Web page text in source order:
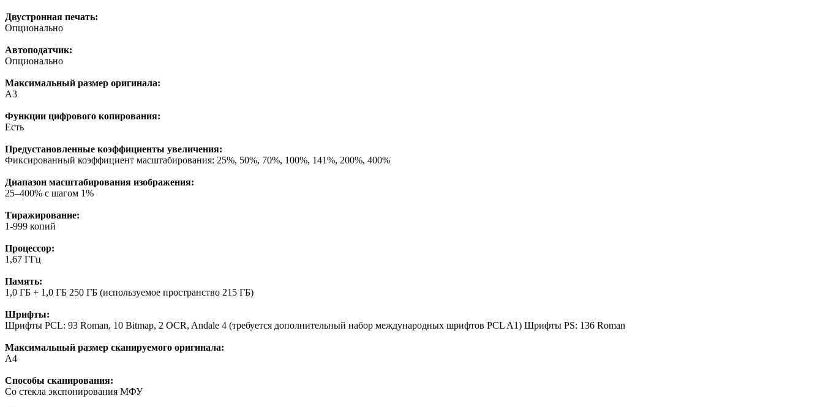
Двустронная печать:
Опционально
Автоподатчик:
Опционально
Максимальный размер оригинала:
А3
Функции цифрового копирования:
Есть
Предустановленные коэффициенты увеличения:
Фиксированный коэффициент масштабирования: 25%, 50%, 70%, 100%, 141%, 200%, 400%
Диапазон масштабирования изображения:
25–400% с шагом 1%
Тиражирование:
1-999 копий
Процессор:
1,67 ГГц
Память:
1,0 ГБ + 1,0 ГБ 250 ГБ (используемое пространство 215 ГБ)
Шрифты:
Шрифты PCL: 93 Roman, 10 Bitmap, 2 OCR, Andale 4 (требуется дополнительный набор международных шрифтов PCL A1) Шрифты PS: 136 Roman
Максимальный размер сканируемого оригинала:
А4
Способы сканирования:
Со стекла экспонирования МФУ